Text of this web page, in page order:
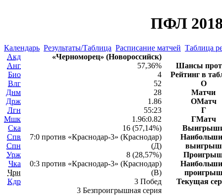
ПФЛ
Календарь Результаты/Таблица Расписание матчей Таблица
Акд
Анг
Био
Влг
Днм
Држ
Лгн
Мшк
Ска
Спв
Спн
Урж
Чка
Чрн
Кдр
«Черноморец» (Новороссийск)
57,36%
Шансы
4
Рейтинг в
52
О
28
Матчи
1.86
ОМатч
55:23
Г
1.96:0.82
ГМатч
16 (57,14%)
7:0 против «Краснодар-3» (Краснодар)
(Д)
выигрыш
8 (28,57%)
0:3 против «Краснодар-3» (Краснодар)
(В)
3 Побед
3 Безпроигрышная серия
Текущая